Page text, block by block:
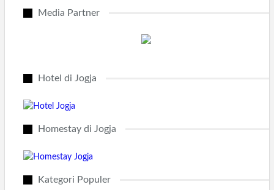
Media Partner
Hotel di Jogja
Homestay di Jogja
Kategori Populer